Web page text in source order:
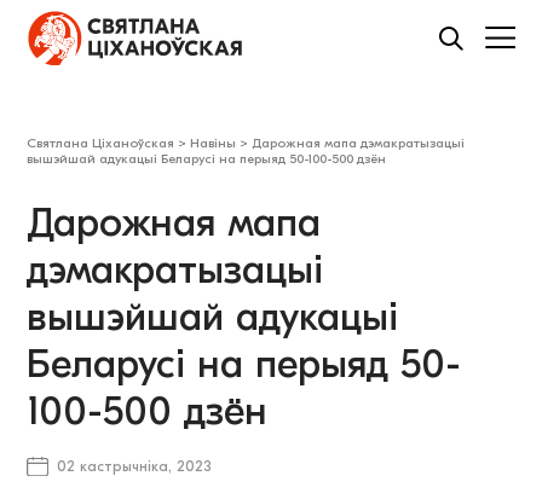
Святлана Ціханоўская > Навіны > Дарожная мапа дэмакратызацыі
вышэйшай адукацыі Беларусі на перыяд 50-100-500 дзён
Дарожная мапа
дэмакратызацыі
вышэйшай адукацыі
Беларусі на перыяд 50-
100-500 дзён
02 кастрычніка, 2023